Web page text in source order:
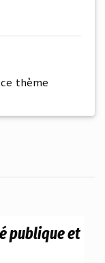
thème
publique et